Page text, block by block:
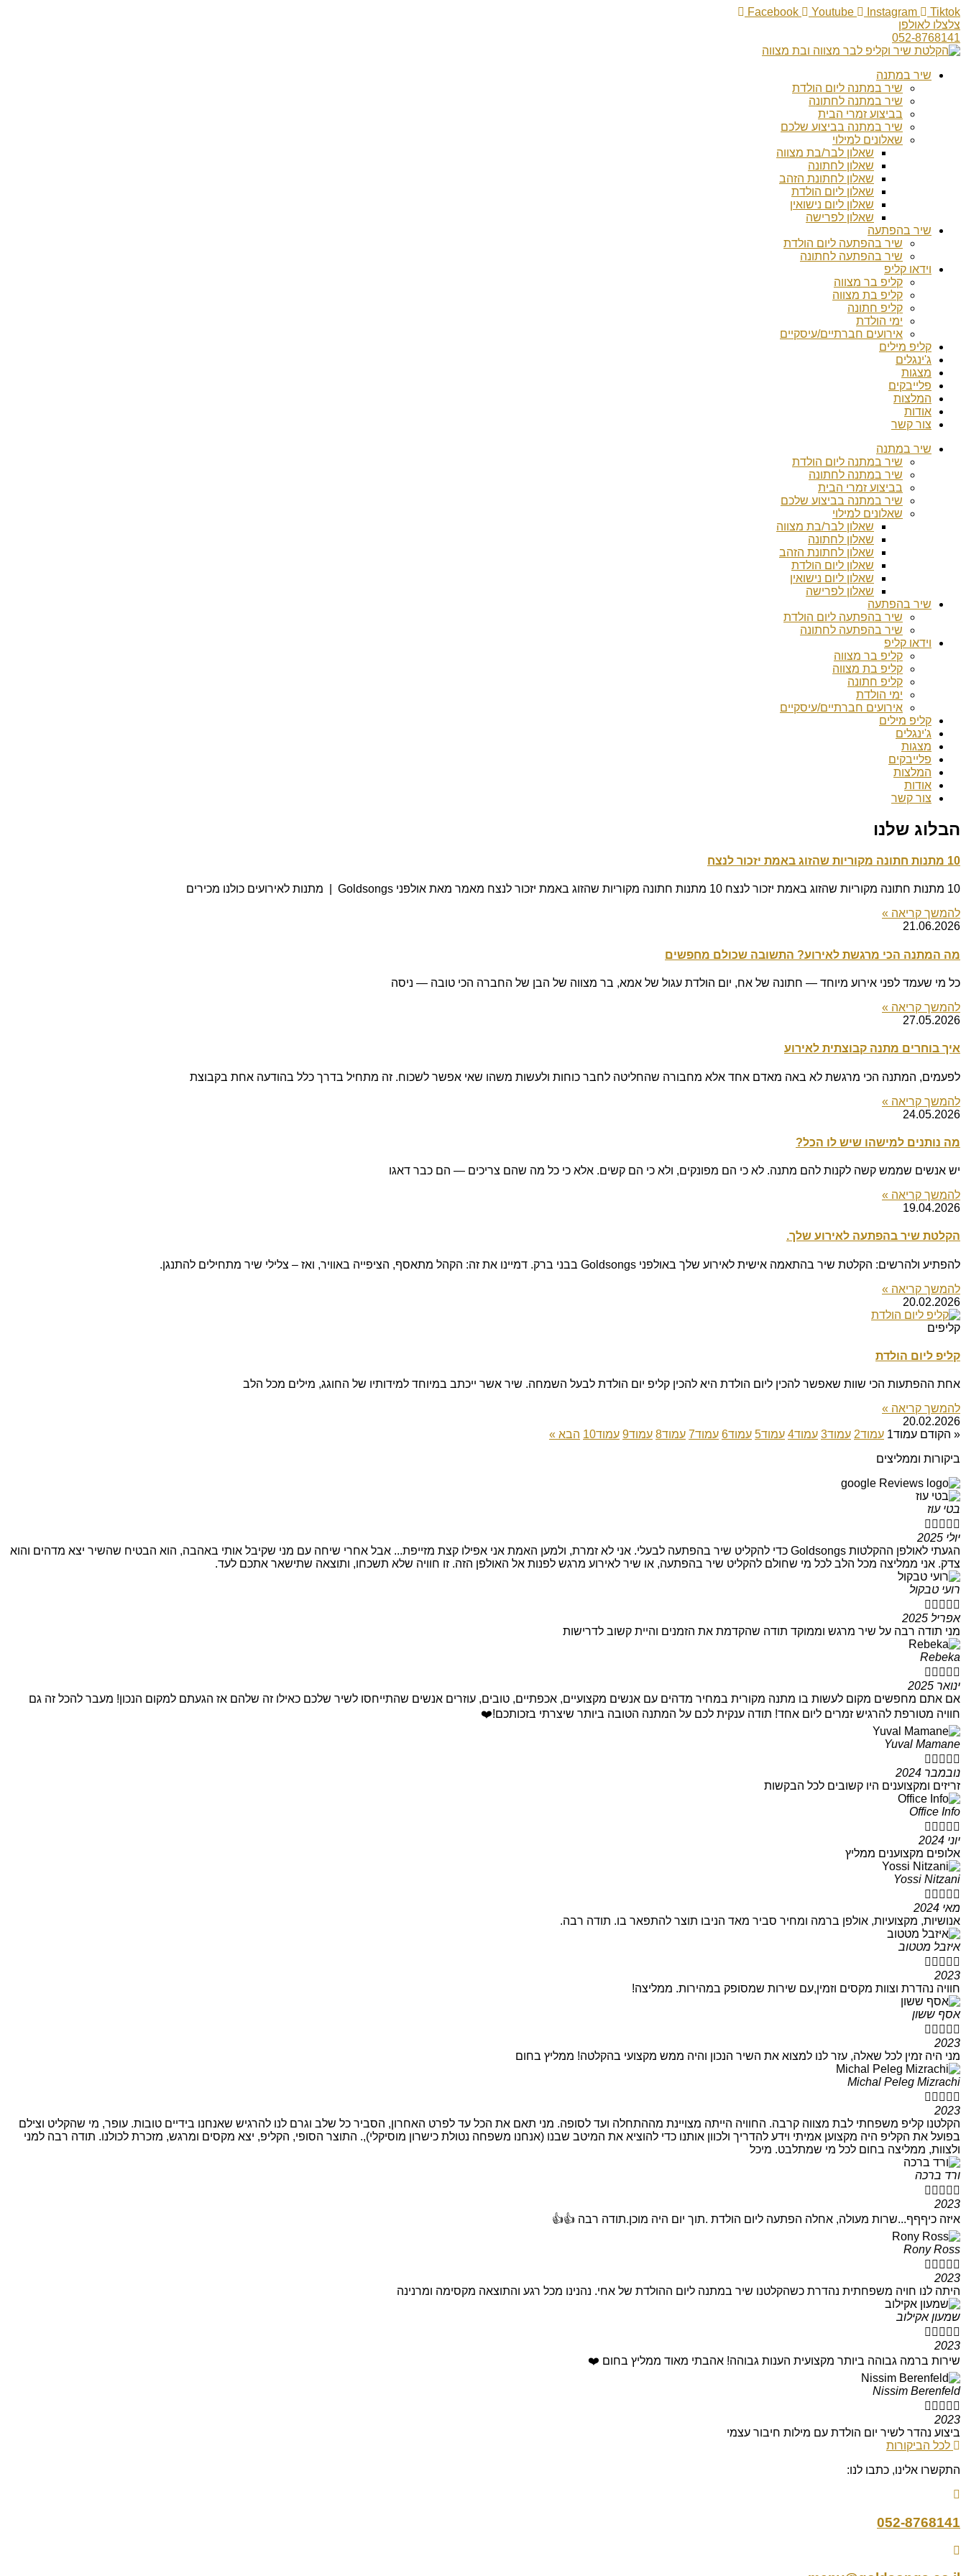
Facebook Youtube Instagram
Tiktok
צלצלו לאולפן
052-8768141
שיר במתנה
שיר במתנה ליום הולדת
שיר במתנה לחתונה
בביצוע זמרי הבית
שיר במתנה בביצוע שלכם
שאלונים למילוי
שאלון לבר/בת מצווה
שאלון לחתונה
שאלון לחתונת הזהב
שאלון ליום הולדת
שאלון ליום נישואין
שאלון לפרישה
שיר בהפתעה
שיר בהפתעה ליום הולדת
שיר בהפתעה לחתונה
וידאו קליפ
קליפ בר מצווה
קליפ בת מצווה
קליפ חתונה
ימי הולדת
אירועים חברתיים/עיסקיים
קליפ מילים
ג'ינגלים
מצגות
פלייבקים
המלצות
אודות
צור קשר
שיר במתנה
שיר במתנה ליום הולדת
שיר במתנה לחתונה
בביצוע זמרי הבית
שיר במתנה בביצוע שלכם
שאלונים למילוי
שאלון לבר/בת מצווה
שאלון לחתונה
שאלון לחתונת הזהב
שאלון ליום הולדת
שאלון ליום נישואין
שאלון לפרישה
שיר בהפתעה
שיר בהפתעה ליום הולדת
שיר בהפתעה לחתונה
וידאו קליפ
קליפ בר מצווה
קליפ בת מצווה
קליפ חתונה
ימי הולדת
אירועים חברתיים/עיסקיים
קליפ מילים
ג'ינגלים
מצגות
פלייבקים
המלצות
אודות
צור קשר
הבלוג שלנו
10 מתנות חתונה מקוריות שהזוג באמת יזכור לנצח
10 מתנות חתונה מקוריות שהזוג באמת יזכור לנצח 10 מתנות חתונה מקוריות שהזוג באמת יזכור לנצח מאמר מאת אולפני Goldsongs | מתנות לאירועים כולנו מכירים
להמשך קריאה »
21.06.2026
מה המתנה הכי מרגשת לאירוע? התשובה שכולם מחפשים
כל מי שעמד לפני אירוע מיוחד — חתונה של אח, יום הולדת עגול של אמא, בר מצווה של הבן של החברה הכי טובה — ניסה
להמשך קריאה »
27.05.2026
איך בוחרים מתנה קבוצתית לאירוע
לפעמים, המתנה הכי מרגשת לא באה מאדם אחד אלא מחבורה שהחליטה לחבר כוחות ולעשות משהו שאי אפשר לשכוח. זה מתחיל בדרך כלל בהודעה אחת בקבוצת
להמשך קריאה »
24.05.2026
מה נותנים למישהו שיש לו הכל?
יש אנשים שממש קשה לקנות להם מתנה. לא כי הם מפונקים, ולא כי הם קשים. אלא כי כל מה שהם צריכים — הם כבר דאגו
להמשך קריאה »
19.04.2026
הקלטת שיר בהפתעה לאירוע שלך.
להפתיע ולהרשים: הקלטת שיר בהתאמה אישית לאירוע שלך באולפני Goldsongs בבני ברק. דמיינו את זה: הקהל מתאסף, הציפייה באוויר, ואז – צלילי שיר מתחילים להתנגן.
להמשך קריאה »
20.02.2026
קליפים
קליפ ליום הולדת
אחת ההפתעות הכי שוות שאפשר להכין ליום הולדת היא להכין קליפ יום הולדת לבעל השמחה. שיר אשר ייכתב במיוחד למידותיו של החוגג, מילים מכל הלב
להמשך קריאה »
20.02.2026
« הקודם עמוד1 עמוד2 עמוד3 עמוד4 עמוד5 עמוד6 עמוד7 עמוד8 עמוד9 עמוד10 הבא »
ביקורות וממליצים
בטי עוז
    
יולי 2025
הגעתי לאולפן ההקלטות Goldsongs כדי להקליט שיר בהפתעה לבעלי. אני לא זמרת, ולמען האמת אני אפילו קצת מזייפת... אבל אחרי שיחה עם מני שקיבל אותי באהבה, הוא הבטיח שהשיר יצא מדהים והוא
צדק. אני ממליצה מכל הלב לכל מי שחולם להקליט שיר בהפתעה, או שיר לאירוע מרגש לפנות אל האולפן הזה. זו חוויה שלא תשכחו, ותוצאה שתישאר אתכם לעד.
רועי טבקול
    
אפריל 2025
מני תודה רבה על שיר מרגש וממוקד תודה שהקדמת את הזמנים והיית קשוב לדרישות
Rebeka
    
ינואר 2025
אם אתם מחפשים מקום לעשות בו מתנה מקורית במחיר מדהים עם אנשים מקצועיים, אכפתיים, טובים, עוזרים אנשים שהתייחסו לשיר שלכם כאילו זה שלהם אז הגעתם למקום הנכון! מעבר להכל זה גם
חוויה מטורפת להרגיש זמרים ליום אחד! תודה ענקית לכם על המתנה הטובה ביותר שיצרתי בזכותכם!❤️
Yuval Mamane
    
נובמבר 2024
זריזים ומקצוענים היו קשובים לכל הבקשות
Office Info
    
יוני 2024
אלופים מקצוענים ממליץ
Yossi Nitzani
    
מאי 2024
אנושיות, מקצועיות, אולפן ברמה ומחיר סביר מאד הניבו תוצר להתפאר בו. תודה רבה.
איזבל מטטוב
    
2023
חוויה נהדרת וצוות מקסים וזמין,עם שירות שמסופק במהירות. ממליצה!
אסף ששון
    
2023
מני היה זמין לכל שאלה, עזר לנו למצוא את השיר הנכון והיה ממש מקצועי בהקלטה! ממליץ בחום
Michal Peleg Mizrachi
    
2023
הקלטנו קליפ משפחתי לבת מצווה קרבה. החוויה הייתה מצויינת מההתחלה ועד לסופה. מני תאם את הכל עד לפרט האחרון, הסביר כל שלב וגרם לנו להרגיש שאנחנו בידיים טובות. עופר, מי שהקליט וצילם
בפועל את הקליפ היה מקצוען אמיתי וידע להדריך ולכוון אותנו כדי להוציא את המיטב שבנו (אנחנו משפחה נטולת כישרון מוסיקלי),. התוצר הסופי, הקליפ, יצא מקסים ומרגש, מזכרת לכולנו. תודה רבה למני
ולצוות, ממליצה בחום לכל מי שמתלבט. מיכל
ורד ברכה
    
2023
איזה כיףףף...שרות מעולה, אחלה הפתעה ליום הולדת .תוך יום היה מוכן.תודה רבה 👍👍
Rony Ross
    
2023
היתה לנו חויה משפחתית נהדרת כשהקלטנו שיר במתנה ליום ההולדת של אחי. נהנינו מכל רגע והתוצאה מקסימה ומרנינה
שמעון אקילוב
    
2023
שירות ברמה גבוהה ביותר מקצועית הענות גבוהה! אהבתי מאוד ממליץ בחום ❤️
Nissim Berenfeld
    
2023
ביצוע נהדר לשיר יום הולדת עם מילות חיבור עצמי
לכל הביקורות
התקשרו אלינו, כתבו לנו:
052-8768141